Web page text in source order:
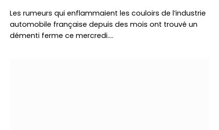
Les rumeurs qui enflammaient les couloirs de l’industrie
automobile française depuis des mois ont trouvé un
démenti ferme ce mercredi.…